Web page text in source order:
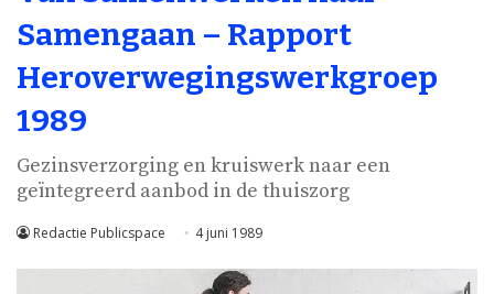
Samengaan – Rapport
Heroverwegingswerkgroep
1989
Gezinsverzorging en kruiswerk naar een
geïntegreerd aanbod in de thuiszorg
Redactie Publicspace 4 juni 1989